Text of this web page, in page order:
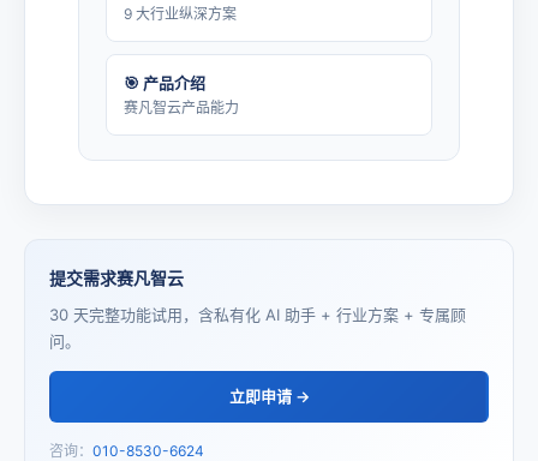
9 大行业纵深方案
🎯 产品介绍
赛凡智云产品能力
提交需求赛凡智云
30 天完整功能试用，含私有化 AI 助手 + 行业方案 + 专属顾
问。
立即申请 →
咨询： 010-8530-6624